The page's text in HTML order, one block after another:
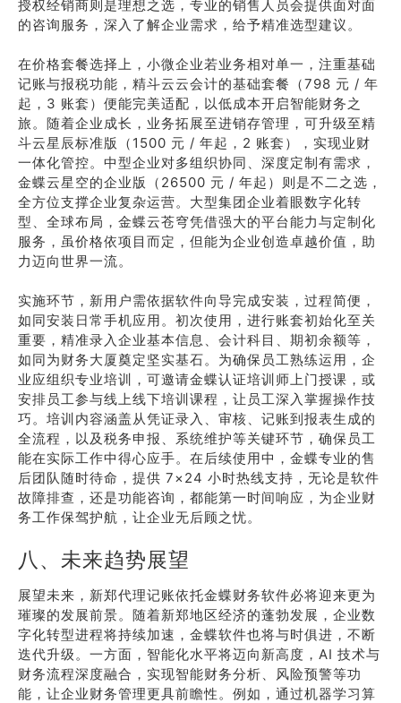
授权经销商则是理想之选，专业的销售人员会提供面对面
的咨询服务，深入了解企业需求，给予精准选型建议。
在价格套餐选择上，小微企业若业务相对单一，注重基础
记账与报税功能，精斗云云会计的基础套餐（798 元 / 年
起，3 账套）便能完美适配，以低成本开启智能财务之
旅。随着企业成长，业务拓展至进销存管理，可升级至精
斗云星辰标准版（1500 元 / 年起，2 账套），实现业财
一体化管控。中型企业对多组织协同、深度定制有需求，
金蝶云星空的企业版（26500 元 / 年起）则是不二之选，
全方位支撑企业复杂运营。大型集团企业着眼数字化转
型、全球布局，金蝶云苍穹凭借强大的平台能力与定制化
服务，虽价格依项目而定，但能为企业创造卓越价值，助
力迈向世界一流。
实施环节，新用户需依据软件向导完成安装，过程简便，
如同安装日常手机应用。初次使用，进行账套初始化至关
重要，精准录入企业基本信息、会计科目、期初余额等，
如同为财务大厦奠定坚实基石。为确保员工熟练运用，企
业应组织专业培训，可邀请金蝶认证培训师上门授课，或
安排员工参与线上线下培训课程，让员工深入掌握操作技
巧。培训内容涵盖从凭证录入、审核、记账到报表生成的
全流程，以及税务申报、系统维护等关键环节，确保员工
能在实际工作中得心应手。在后续使用中，金蝶专业的售
后团队随时待命，提供 7×24 小时热线支持，无论是软件
故障排查，还是功能咨询，都能第一时间响应，为企业财
务工作保驾护航，让企业无后顾之忧。
八、未来趋势展望
展望未来，新郑代理记账依托金蝶财务软件必将迎来更为
璀璨的发展前景。随着新郑地区经济的蓬勃发展，企业数
字化转型进程将持续加速，金蝶软件也将与时俱进，不断
迭代升级。一方面，智能化水平将迈向新高度，AI 技术与
财务流程深度融合，实现智能财务分析、风险预警等功
能，让企业财务管理更具前瞻性。例如，通过机器学习算